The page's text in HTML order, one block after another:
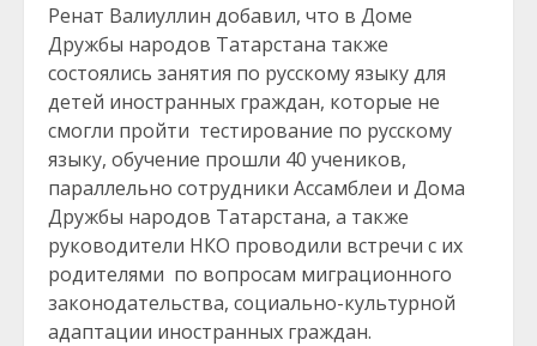
Ренат Валиуллин добавил, что в Доме
Дружбы народов Татарстана также
состоялись занятия по русскому языку для
детей иностранных граждан, которые не
смогли пройти тестирование по русскому
языку, обучение прошли 40 учеников,
параллельно сотрудники Ассамблеи и Дома
Дружбы народов Татарстана, а также
руководители НКО проводили встречи с их
родителями по вопросам миграционного
законодательства, социально-культурной
адаптации иностранных граждан.